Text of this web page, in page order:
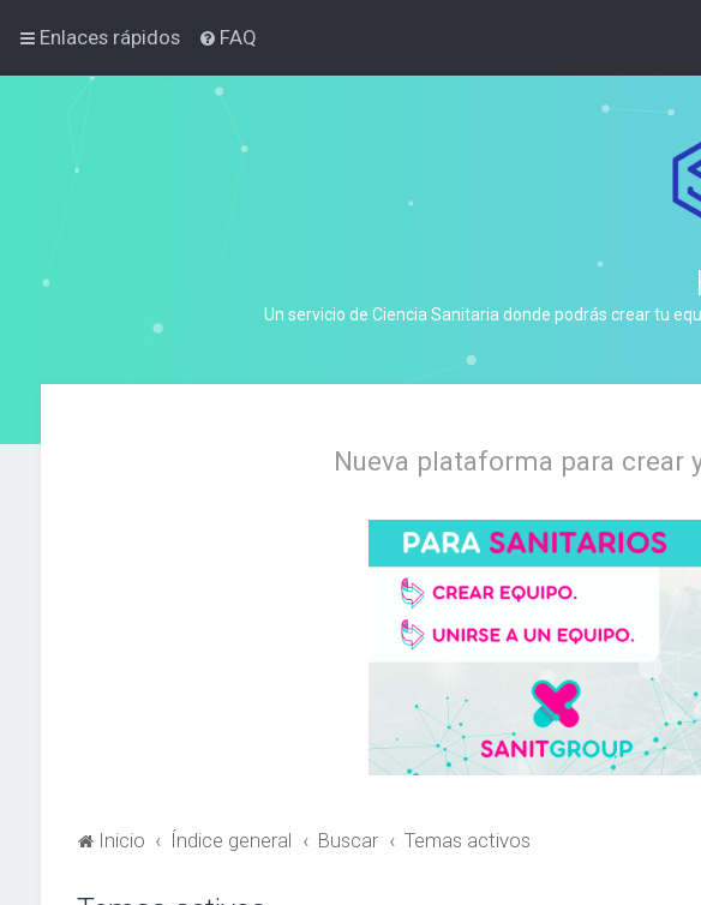
Enlaces rápidos FAQ
Un servicio de Ciencia Sanitaria donde podrás crear tu
Nueva plataforma para crear
Inicio Índice general Buscar Temas activos